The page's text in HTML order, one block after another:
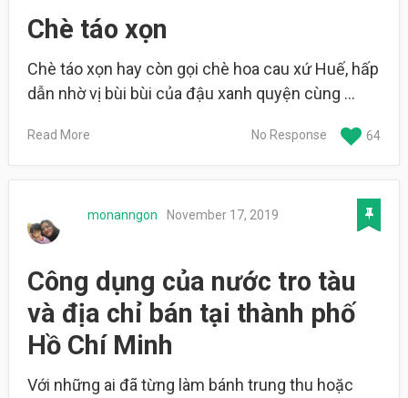
Chè táo xọn
Chè táo xọn hay còn gọi chè hoa cau xứ Huế, hấp
dẫn nhờ vị bùi bùi của đậu xanh quyện cùng …
Read More 64
No Response
monanngon November 17, 2019
Công dụng của nước tro tàu
và địa chỉ bán tại thành phố
Hồ Chí Minh
Với những ai đã từng làm bánh trung thu hoặc